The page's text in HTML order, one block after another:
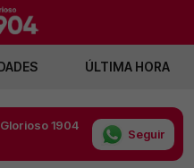
ÚLTIMA HORA
1904
Seguir